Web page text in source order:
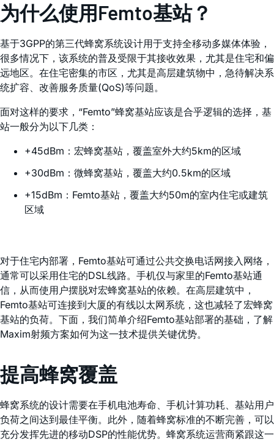
为什么使用Femto基站？
基于3GPP的第三代蜂窝系统设计用于支持全移动多媒体体验，
很多情况下，该系统的普及受限于其接收效果，尤其是住宅和偏
远地区。在住宅密集的市区，尤其是高层建筑物中，急待解决系
统扩容、改善服务质量(QoS)等问题。
面对这样的要求，“Femto”蜂窝基站应该是合乎逻辑的选择，基
站一般分为以下几类：
+45dBm：宏蜂窝基站，覆盖室外大约5km的区域
+30dBm：微蜂窝基站，覆盖大约0.5km的区域
+15dBm：Femto基站，覆盖大约50m的室内住宅或建筑
区域
对于住宅内部署，Femto基站可通过公共交换电话网接入网络，
通常可以采用住宅的DSL线路。手机仅与家里的Femto基站通
信，从而使用户摆脱对宏蜂窝基站的依赖。在高层建筑中，
Femto基站可连接到大厦的有线以太网系统，这也减轻了宏蜂窝
基站的负荷。下面，我们简单介绍Femto基站部署的基础，了解
Maxim射频方案如何为这一技术提供关键优势。
提高蜂窝覆盖
蜂窝系统的设计需要在手机电池寿命、手机计算功耗、基站用户
负荷之间达到最佳平衡。此外，随着蜂窝标准的不断完善，可以
充分发挥先进的移动DSP的性能优势。蜂窝系统运营商紧跟这一